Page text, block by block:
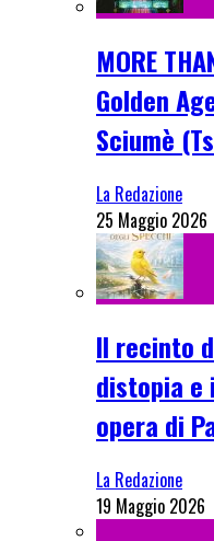
MORE
Golden
Sciumè
La Redazione
25 Maggio 2026
Il recinto
distopia e
opera di
La Redazione
19 Maggio 2026